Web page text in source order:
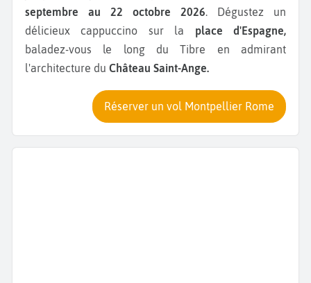
septembre au 22 octobre 2026. Dégustez un
délicieux cappuccino sur la place d'Espagne,
baladez-vous le long du Tibre en admirant
l'architecture du Château Saint-Ange.
Réserver un vol Montpellier Rome